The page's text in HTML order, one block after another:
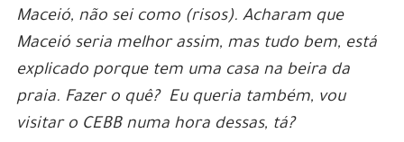
Maceió, não sei como (risos). Acharam que
Maceió seria melhor assim, mas tudo bem, está
explicado porque tem uma casa na beira da
praia. Fazer o quê? Eu queria também, vou
visitar o CEBB numa hora dessas, tá?